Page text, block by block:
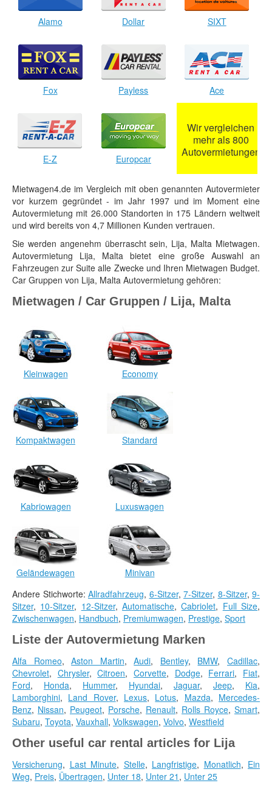
Alamo Dollar SIXT
Fox Payless Ace
E-Z Europcar
Wir vergleichen
mehr als 800
Autovermietungen
Mietwagen4.de im Vergleich mit oben genannten Autovermieter
vor kurzem gegründet - im Jahr 1997 und im Moment eine
Autovermietung mit 26.000 Standorten in 175 Ländern weltweit
und wird bereits von 4,7 Millionen Kunden vertrauen.
Sie werden angenehm überrascht sein, Lija, Malta Mietwagen.
Autovermietung Lija, Malta bietet eine große Auswahl an
Fahrzeugen zur Suite alle Zwecke und Ihren Mietwagen Budget.
Car Gruppen von Lija, Malta Autovermietung gehören:
Mietwagen / Car Gruppen / Lija, Malta
Kleinwagen Economy
Kompaktwagen Standard
Kabriowagen Luxuswagen
Geländewagen
Minivan
Andere Stichworte: Allradfahrzeug, 6-Sitzer, 7-Sitzer, 8-Sitzer, 9-
Sitzer, 10-Sitzer, 12-Sitzer,Automatische,Cabriolet, Full Size,
Zwischenwagen, Handbuch, Premiumwagen, Prestige, Sport
Liste der Autovermietung Marken
Alfa Romeo,Aston Martin,Audi, Bentley, BMW,Cadillac,
Chevrolet, Chrysler,Citroen,Corvette, Dodge, Ferrari, Fiat,
Ford, Honda, Hummer, Hyundai, Jaguar, Jeep, Kia,
Lamborghini, Land Rover, Lexus, Lotus, Mazda, Mercedes-
Benz, Nissan, Peugeot, Porsche, Renault, Rolls Royce, Smart,
Subaru, Toyota, Vauxhall, Volkswagen, Volvo, Westfield
Other useful car rental articles for Lija
Versicherung, Last Minute, Stelle, Langfristige, Monatlich, Ein
Weg, Preis, Übertragen, Unter 18, Unter 21 , Unter 25